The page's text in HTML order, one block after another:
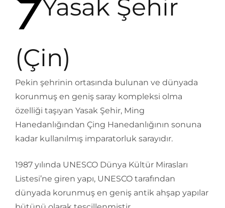
Yasak Şehir
(Çin)
Pekin şehrinin ortasında bulunan ve dünyada
korunmuş en geniş saray kompleksi olma
özelliği taşıyan Yasak Şehir, Ming
Hanedanlığından Çing Hanedanlığının sonuna
kadar kullanılmış imparatorluk sarayıdır.
1987 yılında UNESCO Dünya Kültür Mirasları
Listesi’ne giren yapı, UNESCO tarafından
dünyada korunmuş en geniş antik ahşap yapılar